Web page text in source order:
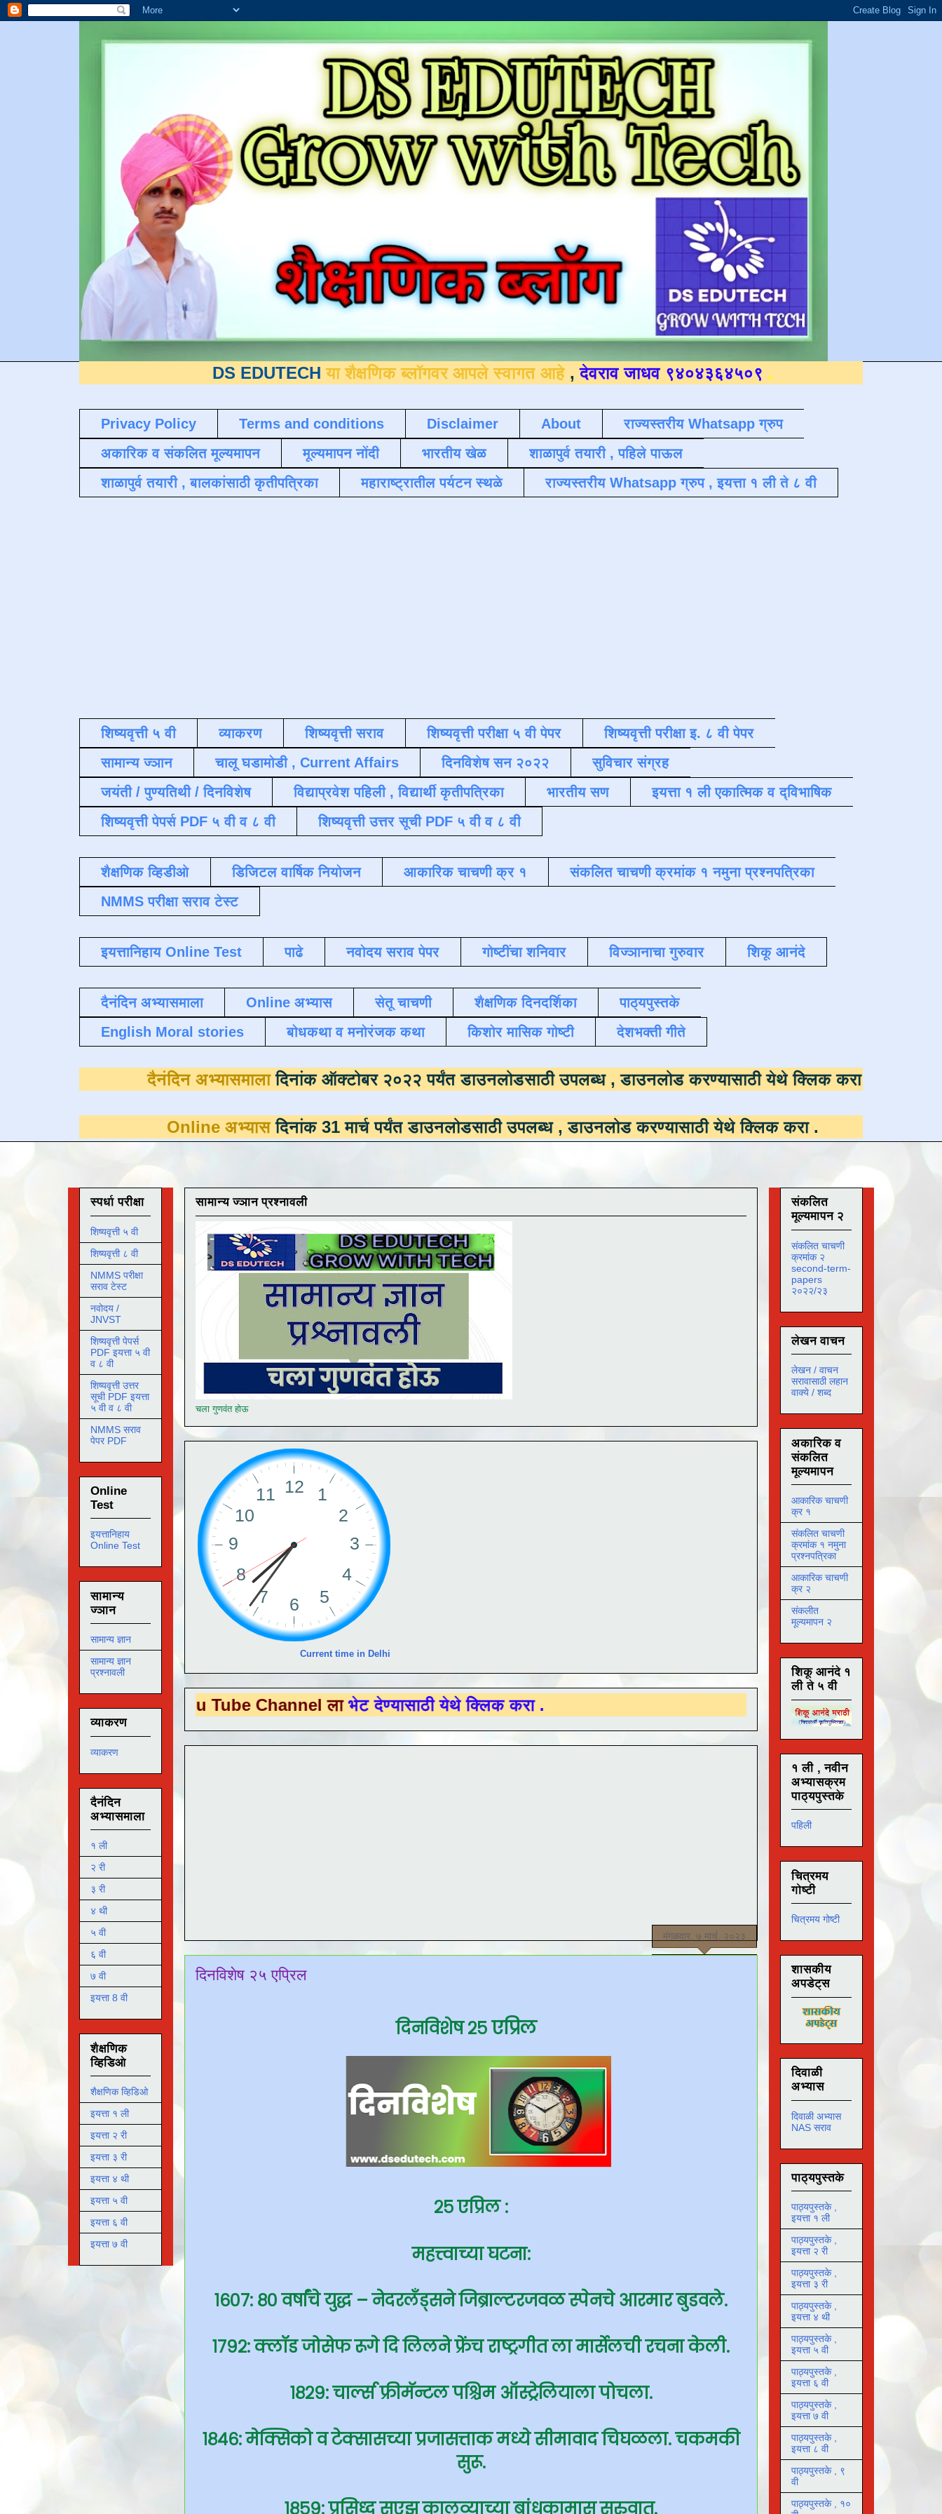
DS EDUTECH या शैक्षणिक ब्लॉगवर आपले स्वागत आहे,देवराव जाधव ९४०४३६४५०९ .
Privacy Policy Terms and conditions Disclaimer About
राज्यस्तरीय Whatsapp ग्रुप
अकारिक व संकलित मूल्यमापन
मूल्यमापन नोंदी भारतीय खेळ
शाळापुर्व तयारी , पहिले पाऊल
शाळापुर्व तयारी , बालकांसाठी कृतीपत्रिका
महाराष्ट्रातील पर्यटन स्थळे राज्यस्तरीय Whatsapp ग्रुप , इयत्ता १ ली ते ८ वी
शिष्यवृत्ती ५ वी व्याकरण शिष्यवृत्ती सराव शिष्यवृत्ती परीक्षा ५ वी पेपर
शिष्यवृत्ती परीक्षा इ. ८ वी पेपर
सामान्य ज्ञान
चालू घडामोडी , Current Affairs दिनविशेष सन २०२२
सुविचार संग्रह
जयंती / पुण्यतिथी / दिनविशेष
विद्याप्रवेश पहिली , विद्यार्थी कृतीपत्रिका भारतीय सण
इयत्ता १ ली एकात्मिक व द्विभाषिक
शिष्यवृत्ती पेपर्स PDF ५ वी व ८ वी
शिष्यवृत्ती उत्तर सूची PDF ५ वी व ८ वी
शैक्षणिक व्हिडीओ डिजिटल वार्षिक नियोजन आकारिक चाचणी क्र १
संकलित चाचणी क्रमांक १ नमुना प्रश्नपत्रिका
NMMS परीक्षा सराव टेस्ट
इयत्तानिहाय Online Test पाढे नवोदय सराव पेपर गोष्टींचा शनिवार विज्ञानाचा गुरुवार शिकू आनंदे
दैनंदिन अभ्यासमाला Online अभ्यास सेतू चाचणी शैक्षणिक दिनदर्शिका
पाठ्यपुस्तके
English Moral stories
बोधकथा व मनोरंजक कथा किशोर मासिक गोष्टी देशभक्ती गीते
दैनंदिन अभ्यासमालादिनांक ऑक्टोबर २०२२ पर्यंत डाउनलोडसाठी उपलब्ध ,डाउनलोड करण्यासाठी येथे क्लिक करा
Online अभ्यासदिनांक 31 मार्च पर्यंत डाउनलोडसाठी उपलब्ध ,डाउनलोड करण्यासाठी येथे क्लिक करा.
सामान्य ज्ञान प्रश्नावली
चला गुणवंत होऊ
Current time in Delhi
या You Tube Channel लाभेट देण्यासाठी येथे क्लिक करा .
मंगळवार, ७ मार्च, २०२३
दिनविशेष २५ एप्रिल
दिनविशेष २५एप्रिल
२५ एप्रिल:
महत्त्वाच्या घटना:
१६०७: ८० वर्षांचे युद्ध – नेदरलँड्सने जिब्राल्टरजवळ स्पेनचे आरमार बुडवले.
१७९२: क्लॉड जोसेफ रूगे दि लिलने फ्रेंच राष्ट्रगीत ला मार्सेलची रचना केली.
१८२९: चार्ल्स फ्रीमॅन्टल पश्चिम ऑस्ट्रेलियाला पोचला.
१८४६: मेक्सिको व टेक्सासच्या प्रजासत्ताक मध्ये सीमावाद चिघळला. चकमकी
सुरू.
१८५९: प्रसिध्द सुएझ कालव्याच्या बांधकामास सुरुवात.
स्पर्धा परीक्षा
शिष्यवृत्ती ५ वी
शिष्यवृत्ती ८ वी
NMMS परीक्षा
सराव टेस्ट
नवोदय /
JNVST
शिष्यवृत्ती पेपर्स
PDF इयत्ता ५ वी
व ८ वी
शिष्यवृत्ती उत्तर
सूची PDF इयत्ता
५ वी व ८ वी
NMMS सराव
पेपर PDF
Online
Test
इयत्तानिहाय
Online Test
सामान्य
ज्ञान
सामान्य ज्ञान
सामान्य ज्ञान
प्रश्नावली
व्याकरण
व्याकरण
दैनंदिन
अभ्यासमाला
१ ली
२ री
३ री
४ थी
५ वी
६ वी
७ वी
इयत्ता 8 वी
शैक्षणिक
व्हिडिओ
शैक्षणिक व्हिडिओ
इयत्ता १ ली
इयत्ता २ री
इयत्ता ३ री
इयत्ता ४ थी
इयत्ता ५ वी
इयत्ता ६ वी
इयत्ता ७ वी
संकलित
मूल्यमापन २
संकलित चाचणी
क्रमांक २
second-term-
papers
२०२२/२३
लेखन वाचन
लेखन / वाचन
सरावासाठी लहान
वाक्ये / शब्द
अकारिक व
संकलित
मूल्यमापन
आकारिक चाचणी
क्र १
संकलित चाचणी
क्रमांक १ नमुना
प्रश्नपत्रिका
आकारिक चाचणी
क्र २
संकलीत
मूल्यमापन २
शिकू आनंदे १
ली ते ५ वी
१ ली , नवीन
अभ्यासक्रम
पाठ्यपुस्तके
पहिली
चित्रमय
गोष्टी
चित्रमय गोष्टी
शासकीय
अपडेट्स
दिवाळी
अभ्यास
दिवाळी अभ्यास
NAS सराव
पाठ्यपुस्तके
पाठ्यपुस्तके ,
इयत्ता १ ली
पाठ्यपुस्तके ,
इयत्ता २ री
पाठ्यपुस्तके ,
इयत्ता ३ री
पाठ्यपुस्तके ,
इयत्ता ४ थी
पाठ्यपुस्तके ,
इयत्ता ५ वी
पाठ्यपुस्तके ,
इयत्ता ६ वी
पाठ्यपुस्तके ,
इयत्ता ७ वी
पाठ्यपुस्तके ,
इयत्ता ८ वी
पाठ्यपुस्तके , ९
वी
पाठ्यपुस्तके , १०